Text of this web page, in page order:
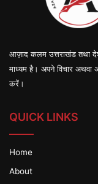
आज़ाद कलम उत्तराखंड तथा
माध्यम है। अपने विचार अथवा
करें।
QUICK LINKS
Home
About